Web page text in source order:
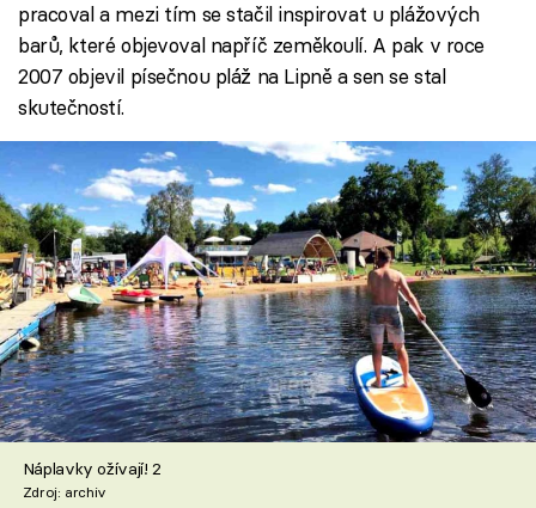
pracoval a mezi tím se stačil inspirovat u plážových
barů, které objevoval napříč zeměkoulí. A pak v roce
2007 objevil písečnou pláž na Lipně a sen se stal
skutečností.
Náplavky ožívají! 2
Zdroj: archiv